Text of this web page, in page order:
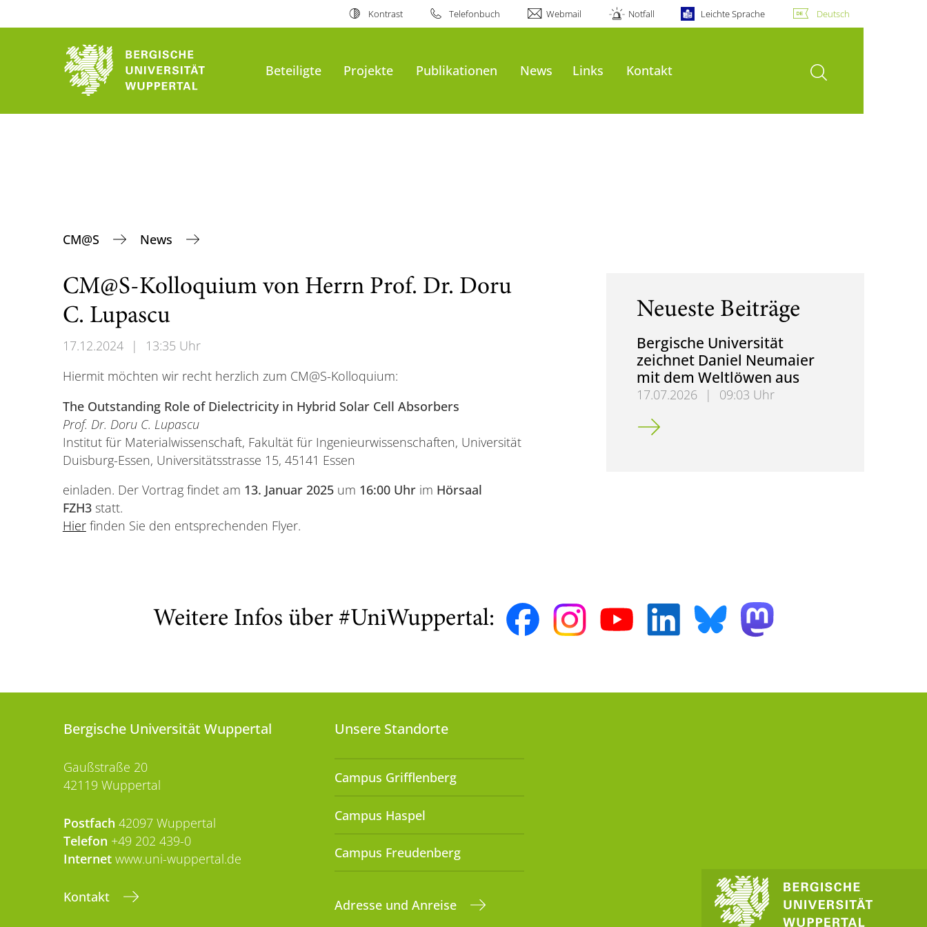
Kontrast Telefonbuch Webmail Notfall Leichte Sprache Deutsch
Beteiligte Projekte Publikationen News Links Kontakt Suche öffnen
CM@S News
CM@S-Kolloquium von Herrn Prof. Dr. Doru
C. Lupascu
17.12.2024 |
13:35 Uhr
Hiermit möchten wir recht herzlich zum CM@S-Kolloquium:
The Outstanding Role of Dielectricity in Hybrid Solar Cell Absorbers
Prof. Dr. Doru C. Lupascu
Institut für Materialwissenschaft, Fakultät für Ingenieurwissenschaften, Universität
Duisburg-Essen, Universitätsstrasse 15, 45141 Essen
einladen. Der Vortrag findet am 13. Januar 2025um 16:00 Uhr im Hörsaal
FZH3statt.
Hierfinden Sie den entsprechenden Flyer.
Neueste Beiträge
Bergische Universität
zeichnet Daniel Neumaier
mit dem Weltlöwen aus
17.07.2026 |
09:03 Uhr
Bergische Universität zeichnet Daniel Neumaier
Weitere Infos über #UniWuppertal:
Bergische Universität Wuppertal
Gaußstraße 20
42119 Wuppertal
Postfach 42097 Wuppertal
Telefon +49 202 439-0
Internet www.uni-wuppertal.de
Kontakt
Unsere Standorte
Campus Grifflenberg
Campus Haspel
Campus Freudenberg
Adresse und Anreise